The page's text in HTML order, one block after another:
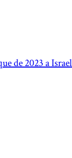
de 2023 a